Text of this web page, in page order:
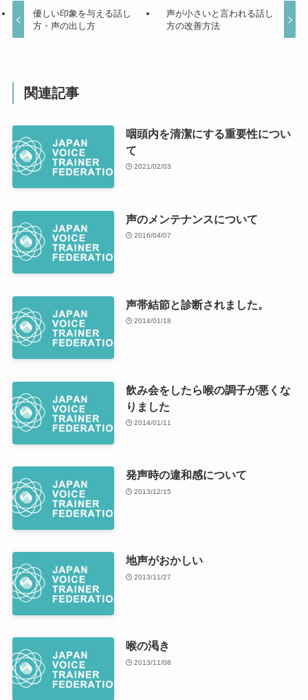
優しい印象を与える話し
方・声の出し方
声が小さいと言われる話し
方の改善方法
関連記事
咽頭内を清潔にする重要性につい
て
2021/02/03
声のメンテナンスについて
2016/04/07
声帯結節と診断されました。
2014/01/18
飲み会をしたら喉の調子が悪くな
りました
2014/01/11
発声時の違和感について
2013/12/15
地声がおかしい
2013/11/27
喉の渇き
2013/11/08